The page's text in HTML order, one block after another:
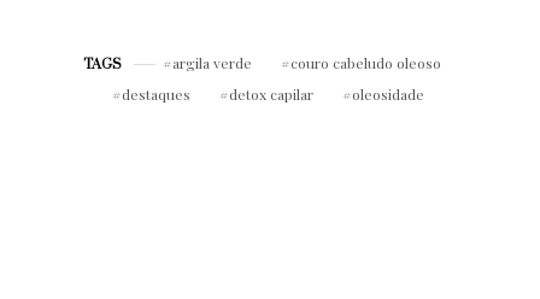
TAGS argila verde
couro cabeludo oleoso
destaques
detox capilar oleosidade